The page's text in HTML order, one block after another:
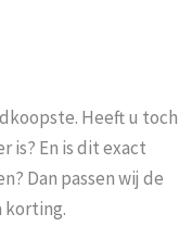
Heeft u toch
is? En is dit exact
Dan passen wij de
korting.